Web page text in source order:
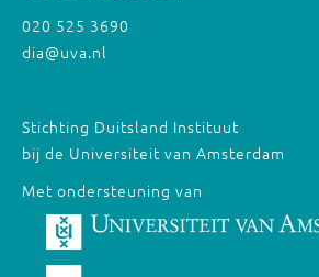
020 525 3690
dia@uva.nl
Stichting Duitsland Instituut
bij de Universiteit van Amsterdam
Met ondersteuning van